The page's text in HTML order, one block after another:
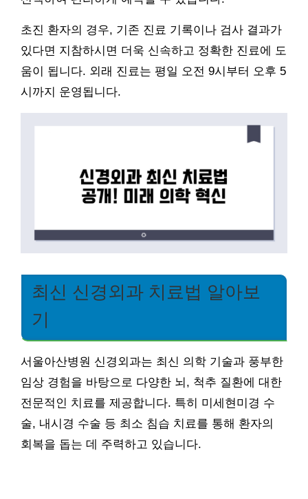
초진 환자의 경우, 기존 진료 기록이나 검사 결과가
있다면 지참하시면 더욱 신속하고 정확한 진료에 도
움이 됩니다. 외래 진료는 평일 오전 9시부터 오후 5
시까지 운영됩니다.
최신 신경외과 치료법 알아보
기
서울아산병원 신경외과는 최신 의학 기술과 풍부한
임상 경험을 바탕으로 다양한 뇌, 척추 질환에 대한
전문적인 치료를 제공합니다. 특히 미세현미경 수
술, 내시경 수술 등 최소 침습 치료를 통해 환자의
회복을 돕는 데 주력하고 있습니다.